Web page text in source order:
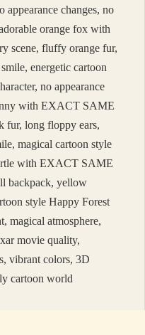
changes, no
orange fox with
scene, fluffy orange fur,
energetic cartoon
no appearance
with EXACT SAME
fur, long floppy ears,
magical cartoon style
with EXACT SAME
backpack, yellow
style Happy Forest
magical atmosphere,
movie quality,
vibrant colors, 3D
cartoon world